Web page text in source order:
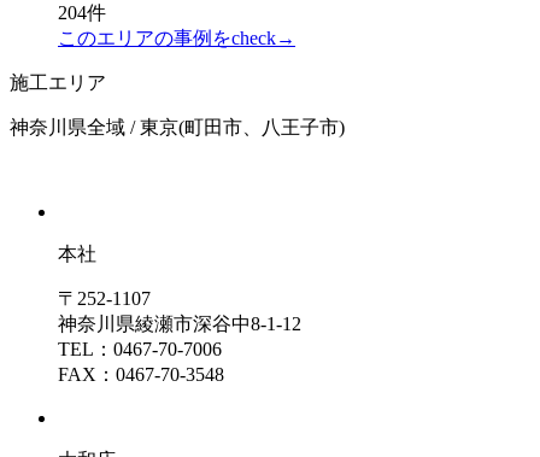
204件
このエリアの事例をcheck→
施工エリア
神奈川県全域 / 東京(町田市、八王子市)
本社
〒252-1107
神奈川県綾瀬市深谷中8-1-12
TEL：0467-70-7006
FAX：0467-70-3548